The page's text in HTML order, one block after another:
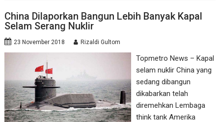
China Dilaporkan Bangun Lebih Banyak Kapal
Selam Serang Nuklir
23 November 2018 Rizaldi Gultom
Topmetro News – Kapal
selam nuklir China yang
sedang dibangun
dikabarkan telah
diremehkan Lembaga
think tank Amerika